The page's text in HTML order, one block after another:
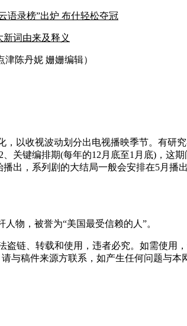
语录榜”出炉 布什轻松夺冠
新词由来及释义
津陈丹妮 姗姗编辑）
以收视波动划分出电视播映季节。有研
关键编排期(每年的12月底至1月底)，这
出，系列剧的大结局一般会安排在5月播
物，被誉为“美国最受信赖的人”。
链、转载和使用，违者必究。如需使用，
与稿件来源方联系，如产生任何问题与本